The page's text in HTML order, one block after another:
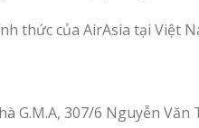
thức của AirAsia tại Việt
G.M.A, 307/6 Nguyễn Văn